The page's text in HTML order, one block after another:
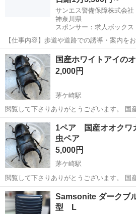
サンエス警備保障株式会社
神奈川県
スポンサー：求人ボックス
【仕事内容】歩道や道路での誘導・案内を
用される車両や歩行者の方が安全に安心し
導してください。 勤務地へは直行直帰OK
寧な研修20hで基本的な知識を...
アルバイト・パート
国産ホワイトアイの
2,000円
茅ケ崎駅
閲覧して下さりありがとうございます。 国
ガタ幼虫4匹になります。 孵化は2026年6月ごろ 初令から2令 累代C B
Ｆ3 親種69✖︎44 直接の取引限定で現金手渡しでお願いします。 取引場
所は自...
神奈川 茅ヶ崎市 茅ケ崎駅 その他
1ペア 国産オオクワ
虫ペア
5,000円
茅ケ崎駅
閲覧して下さりありがとうございます。 国
ガタ成虫ペアになります。 羽化は2025年6月ごろ サイズ♂69㍉使用済
み、♀42㍉（69㍉とペアリング済み、未使
なります。 親...
神奈川 茅ヶ崎市 茅ケ崎駅 その他
Samsonite ダークブ
型 L